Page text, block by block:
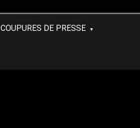
COUPURES DE PRESSE